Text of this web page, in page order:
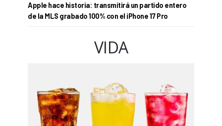
Apple hace historia: transmitirá un partido entero
de la MLS grabado 100% con el iPhone 17 Pro
VIDA